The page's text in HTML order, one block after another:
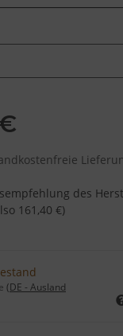
des
161,40 €)
(DE - Ausland